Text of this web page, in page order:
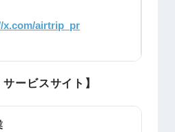
x.com/airtrip_pr
ービスサイト】